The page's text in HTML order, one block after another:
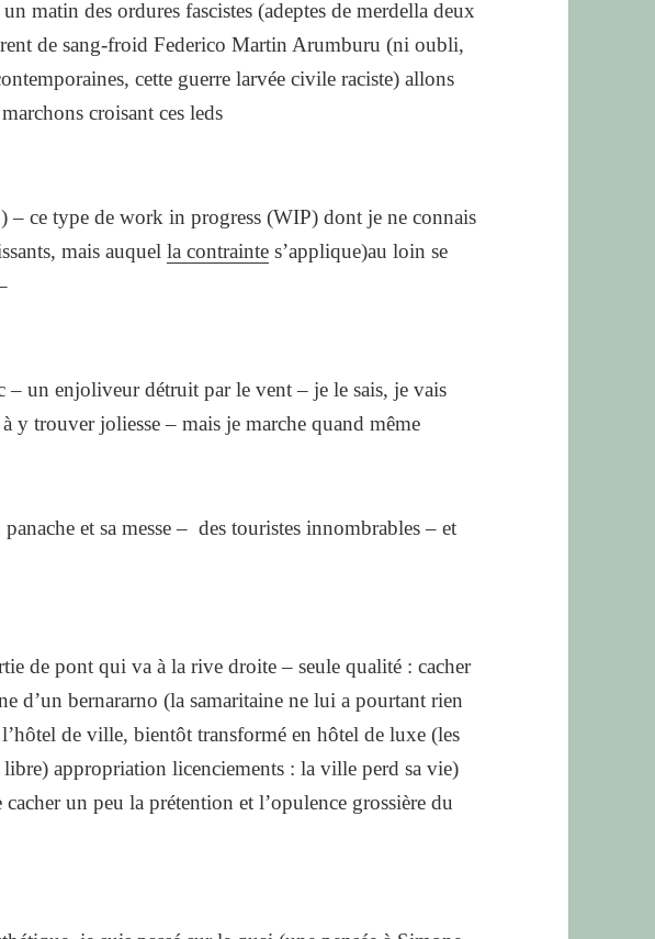
matin des ordures fascistes (adeptes de merdella deux
de sang-froid Federico Martin Arumburu (ni oubli,
cette guerre larvée civile raciste) allons
croisant ces leds
– ce type de work in progress (WIP) dont je ne connais
mais auquella contrainte s’applique)au loin se
– un enjoliveur détruit par le vent – je le sais, je vais
y trouver joliesse – mais je marche quand même
et sa messe – des touristes innombrables – et
de pont qui va à la rive droite – seule qualité : cacher
d’un bernararno (la samaritaine ne lui a pourtant rien
de ville, bientôt transformé en hôtel de luxe (les
libre) appropriation licenciements : la ville perd sa vie)
un peu la prétention et l’opulence grossière du